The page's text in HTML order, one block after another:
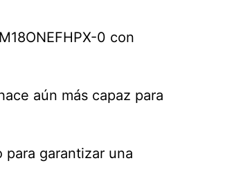
0 con
aún más capaz para
garantizar una